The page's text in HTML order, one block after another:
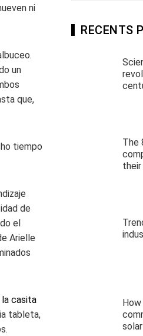
ni
un
que,
tiempo
de
el
Arielle
la casita
tableta,
RECENTS
The